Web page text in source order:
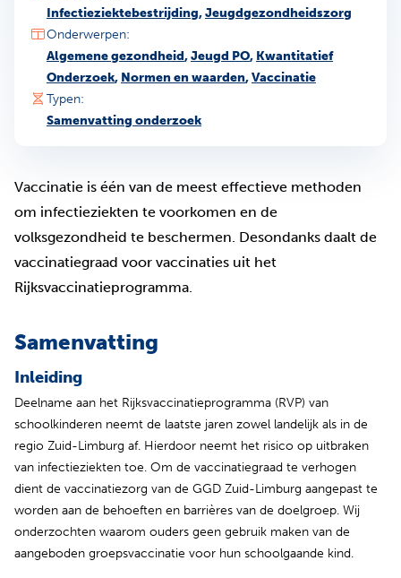
Infectieziektebestrijding,Jeugdgezondheidszorg
Onderwerpen:
Algemene gezondheid,Jeugd PO, Kwantitatief
Onderzoek, Normen en waarden,Vaccinatie
Typen:
Samenvatting onderzoek
Vaccinatie is één van de meest effectieve methoden
om infectieziekten te voorkomen en de
volksgezondheid te beschermen. Desondanks daalt de
vaccinatiegraad voor vaccinaties uit het
Rijksvaccinatieprogramma.
Samenvatting
Inleiding
Deelname aan het Rijksvaccinatieprogramma (RVP) van
schoolkinderen neemt de laatste jaren zowel landelijk als in de
regio Zuid-Limburg af. Hierdoor neemt het risico op uitbraken
van infectieziekten toe. Om de vaccinatiegraad te verhogen
dient de vaccinatiezorg van de GGD Zuid-Limburg aangepast te
worden aan de behoeften en barrières van de doelgroep. Wij
onderzochten waarom ouders geen gebruik maken van de
aangeboden groepsvaccinatie voor hun schoolgaande kind.